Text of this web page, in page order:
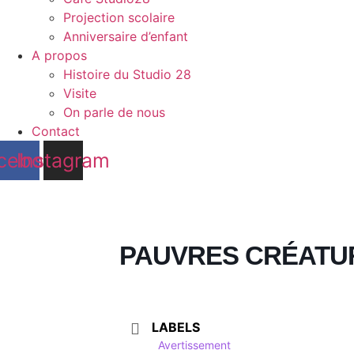
Projection scolaire
Anniversaire d’enfant
A propos
Histoire du Studio 28
Visite
On parle de nous
Contact
Instagram
PAUVRES
LABELS
Avertissement